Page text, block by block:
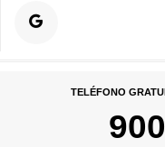
TELÉFONO